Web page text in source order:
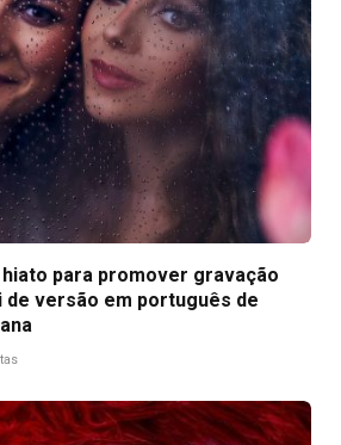
para promover gravação
de versão em português de